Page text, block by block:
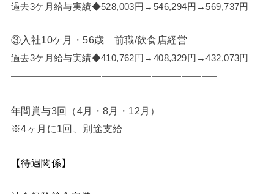
過去3ケ月給与実績◆528,003円→546,294円→569,737円
③入社10ケ月・56歳 前職/飲食店経営
過去3ケ月給与実績◆410,762円→408,329円→432,073円
————————————————————–
年間賞与3回（4月・8月・12月）
※4ヶ月に1回、別途支給
【待遇関係】